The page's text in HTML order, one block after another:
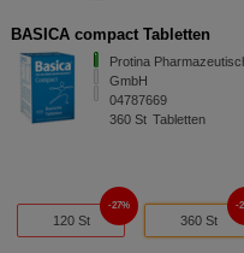
BASICA compact Tabletten
Protina
GmbH
04787669
360 St Tabletten
120 St
27%
360 St